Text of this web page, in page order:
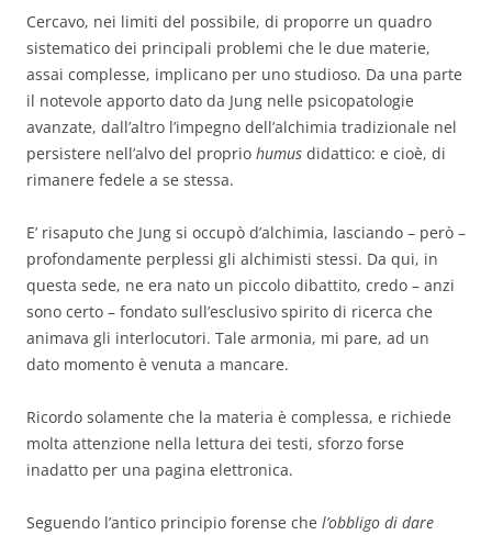
Cercavo, nei limiti del possibile, di proporre un quadro
sistematico dei principali problemi che le due materie,
assai complesse, implicano per uno studioso. Da una parte
il notevole apporto dato da Jung nelle psicopatologie
avanzate, dall’altro l’impegno dell’alchimia tradizionale nel
persistere nell’alvo del proprio humus didattico: e cioè, di
rimanere fedele a se stessa.
E’ risaputo che Jung si occupò d’alchimia, lasciando – però –
profondamente perplessi gli alchimisti stessi. Da qui, in
questa sede, ne era nato un piccolo dibattito, credo – anzi
sono certo – fondato sull’esclusivo spirito di ricerca che
animava gli interlocutori. Tale armonia, mi pare, ad un
dato momento è venuta a mancare.
Ricordo solamente che la materia è complessa, e richiede
molta attenzione nella lettura dei testi, sforzo forse
inadatto per una pagina elettronica.
Seguendo l’antico principio forense che l’obbligo di dare